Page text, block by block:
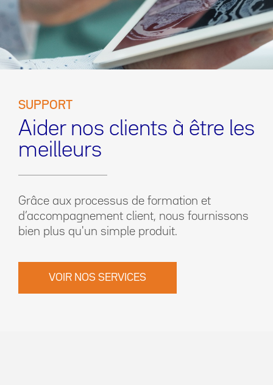
SUPPORT
Aider nos clients à être les
meilleurs
Grâce aux processus de formation et
d’accompagnement client, nous fournissons
bien plus qu'un simple produit.
VOIR NOS SERVICES